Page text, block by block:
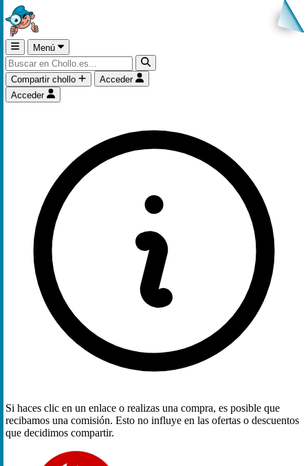
Menú
Compartir chollo
Acceder
Acceder
Si haces clic en un enlace o realizas una compra, es posible que
recibamos una comisión. Esto no influye en las ofertas o descuentos
que decidimos compartir.